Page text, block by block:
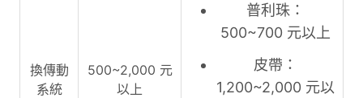
換傳動
系統
500~2,000 元
以上
普利珠：
500~700 元以上
皮帶：
1,200~2,000 元以